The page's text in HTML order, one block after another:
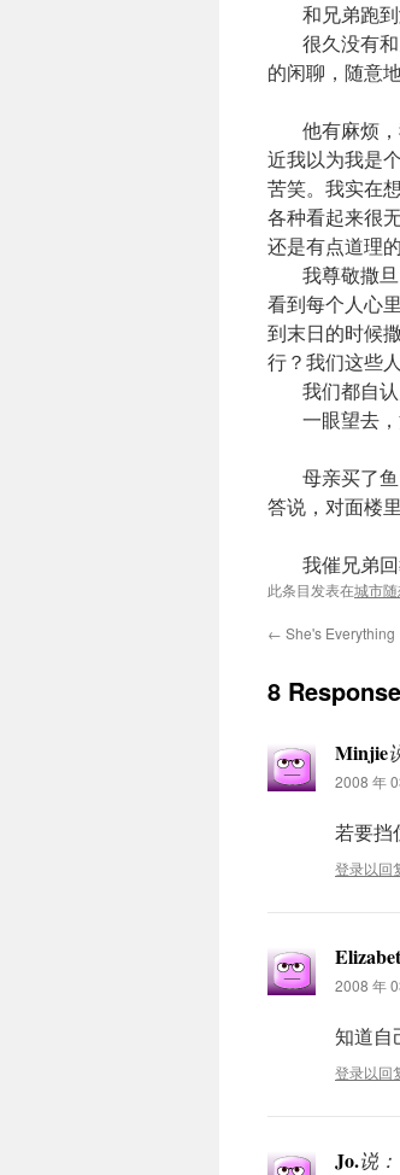
和兄弟跑到
很久没有和
的闲聊，随意
他有麻烦，
近我以为我是
苦笑。我实在
各种看起来很
还是有点道理
我尊敬撒旦
看到每个人心
到末日的时候
行？我们这些
我们都自认
一眼望去，
母亲买了鱼
答说，对面楼
我催兄弟回
此条目发表在城市随
← She's Everything
8
Minjie
2008 年
若要挡
登录以回
2008 年
知道自
登录以回
Jo.说：